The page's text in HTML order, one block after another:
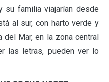
su familia viajarían desde
al sur, con harto verde y
del Mar, en la zona central
las letras, pueden ver lo